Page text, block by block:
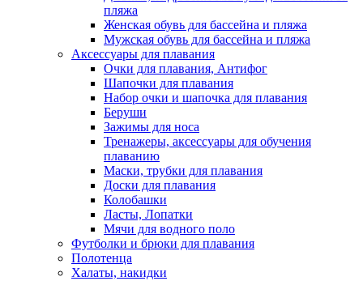
пляжа
Женская обувь для бассейна и пляжа
Мужская обувь для бассейна и пляжа
Аксессуары для плавания
Очки для плавания, Антифог
Шапочки для плавания
Набор очки и шапочка для плавания
Беруши
Зажимы для носа
Тренажеры, аксессуары для обучения
плаванию
Маски, трубки для плавания
Доски для плавания
Колобашки
Ласты, Лопатки
Мячи для водного поло
Футболки и брюки для плавания
Полотенца
Халаты, накидки